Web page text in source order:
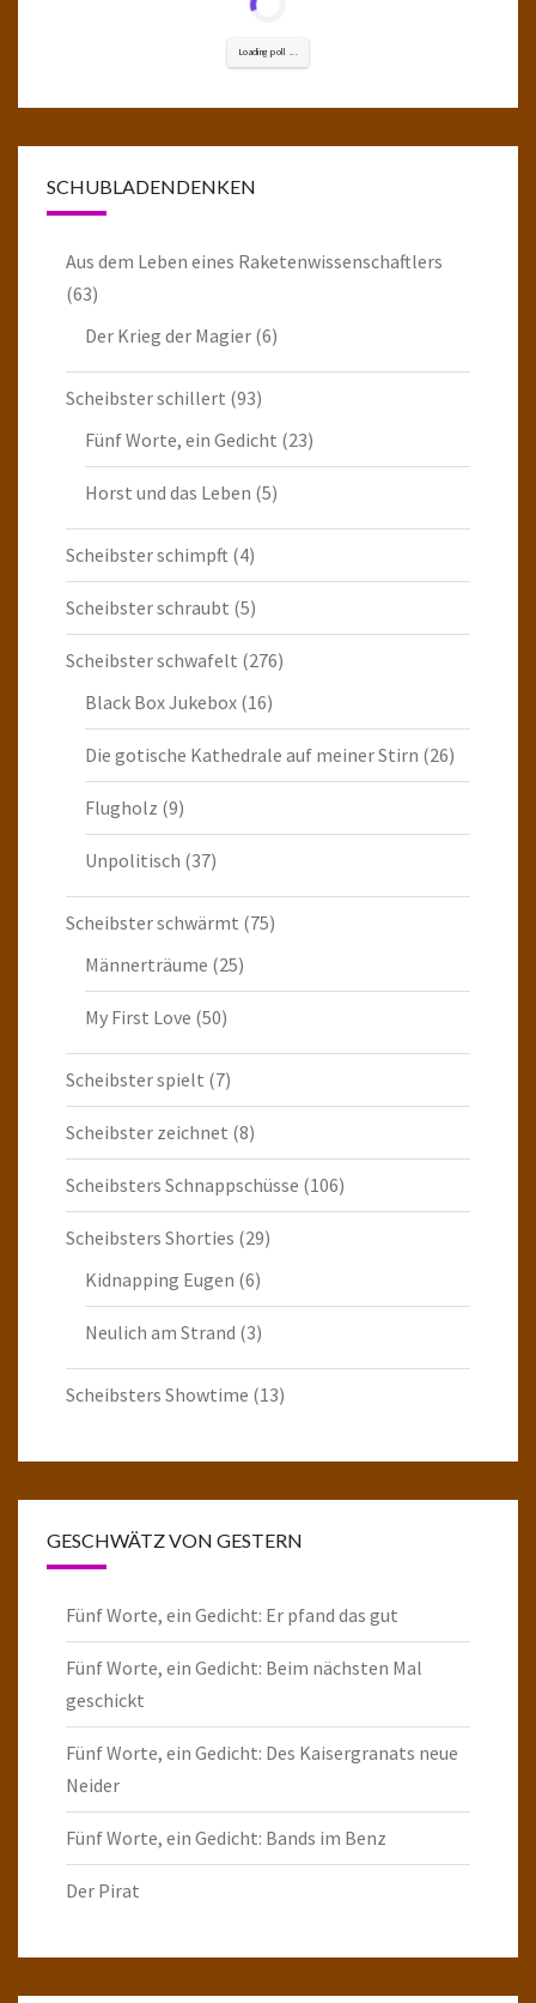
Loading poll ...
SCHUBLADENDENKEN
Aus dem Leben eines Raketenwissenschaftlers
(63)
Der Krieg der Magier (6)
Scheibster schillert (93)
Fünf Worte, ein Gedicht (23)
Horst und das Leben (5)
Scheibster schimpft (4)
Scheibster schraubt (5)
Scheibster schwafelt (276)
Black Box Jukebox (16)
Die gotische Kathedrale auf meiner Stirn (26)
Flugholz (9)
Unpolitisch (37)
Scheibster schwärmt (75)
Männerträume (25)
My First Love (50)
Scheibster spielt (7)
Scheibster zeichnet (8)
Scheibsters Schnappschüsse (106)
Scheibsters Shorties (29)
Kidnapping Eugen (6)
Neulich am Strand (3)
Scheibsters Showtime (13)
GESCHWÄTZ VON GESTERN
Fünf Worte, ein Gedicht: Er pfand das gut
Fünf Worte, ein Gedicht: Beim nächsten Mal
geschickt
Fünf Worte, ein Gedicht: Des Kaisergranats neue
Neider
Fünf Worte, ein Gedicht: Bands im Benz
Der Pirat